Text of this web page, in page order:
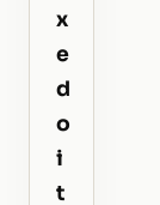
x
e
d
o
i
t